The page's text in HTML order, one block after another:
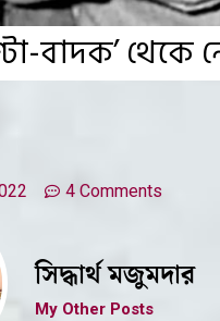
বাদক’
4 Comments
সিদ্ধার্থ মজুমদার
My Other Posts